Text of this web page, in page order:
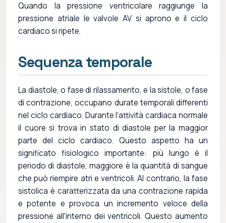
Quando la pressione ventricolare raggiunge la
pressione atriale le valvole AV si aprono e il ciclo
cardiaco si ripete.
Sequenza temporale
La diastole, o fase di rilassamento, e la sistole, o fase
di contrazione, occupano durate temporali differenti
nel ciclo cardiaco. Durante l'attività cardiaca normale
il cuore si trova in stato di diastole per la maggior
parte del ciclo cardiaco. Questo aspetto ha un
significato fisiologico importante: più lungo è il
periodo di diastole, maggiore è la quantità di sangue
che può riempire atri e ventricoli. Al contrario, la fase
sistolica è caratterizzata da una contrazione rapida
e potente e provoca un incremento veloce della
pressione all'interno dei ventricoli. Questo aumento